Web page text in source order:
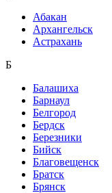
Абакан
Архангельск
Астрахань
Б
Балашиха
Барнаул
Белгород
Бердск
Березники
Бийск
Благовещенск
Братск
Брянск